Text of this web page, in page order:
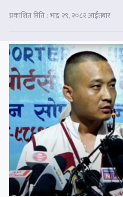
प्रकाशित मिति : भाद्र २९, २०८२ आईतबार